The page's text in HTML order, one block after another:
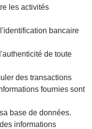
les activités
bancaire
de toute
des transactions
fournies sont
base de données.
informations